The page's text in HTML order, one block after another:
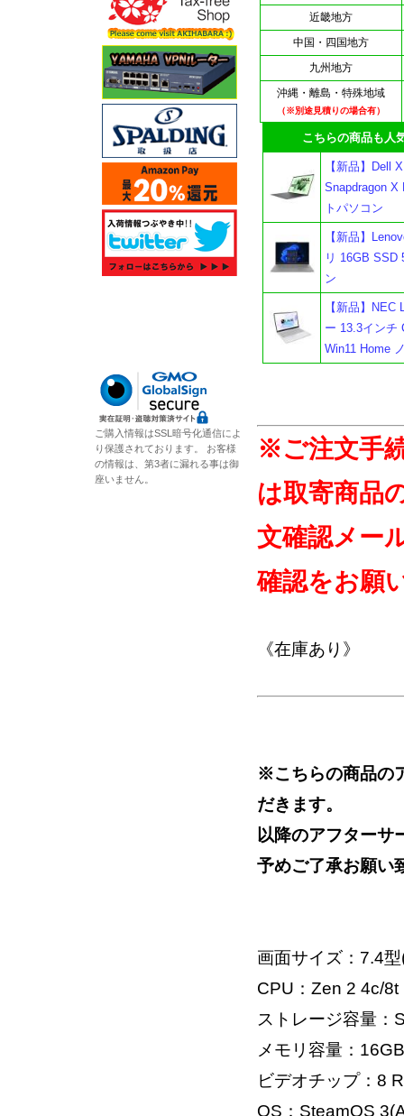
近畿地方
中国・四国地方
九州地方
沖縄・離島・特殊地域
（※別途見積りの場合有）
こちらの商品も人気
【新品】Dell
Snapdragon X
トパソコン
【新品】
リ 16GB SSD
ン
【新品】
ー 13.3インチ
Win11 Home
※ご注文手
は取寄商品
文確認メー
確認をお願
《在庫あり》
※こちらの商品の
だきます。
以降のアフターサ
予めご了承お願い
画面サイズ：7.4
CPU：Zen 2 4c/8t
ストレージ容量：
メモリ容量：16GB
ビデオチップ：8
OS：SteamOS
ご購入情報はSSL暗号化通信によ
り保護されております。 お客様
の情報は、第3者に漏れる事は御
座いません。